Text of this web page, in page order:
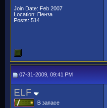
Join Date: Feb 2007
Location: Пенза
Posts: 514
07-31-2009, 09:41 PM
ELF
В запасе